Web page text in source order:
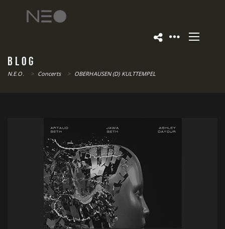
BLOG
N.E.O. > Concerts > OBERHAUSEN (D) KULTTEMPEL